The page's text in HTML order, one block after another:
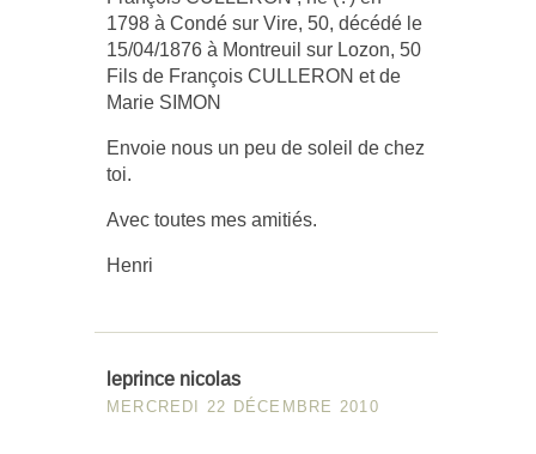
1798 à Condé sur Vire, 50, décédé le
15/04/1876 à Montreuil sur Lozon, 50
Fils de François CULLERON et de
Marie SIMON
Envoie nous un peu de soleil de chez
toi.
Avec toutes mes amitiés.
Henri
leprince nicolas
MERCREDI 22 DÉCEMBRE 2010